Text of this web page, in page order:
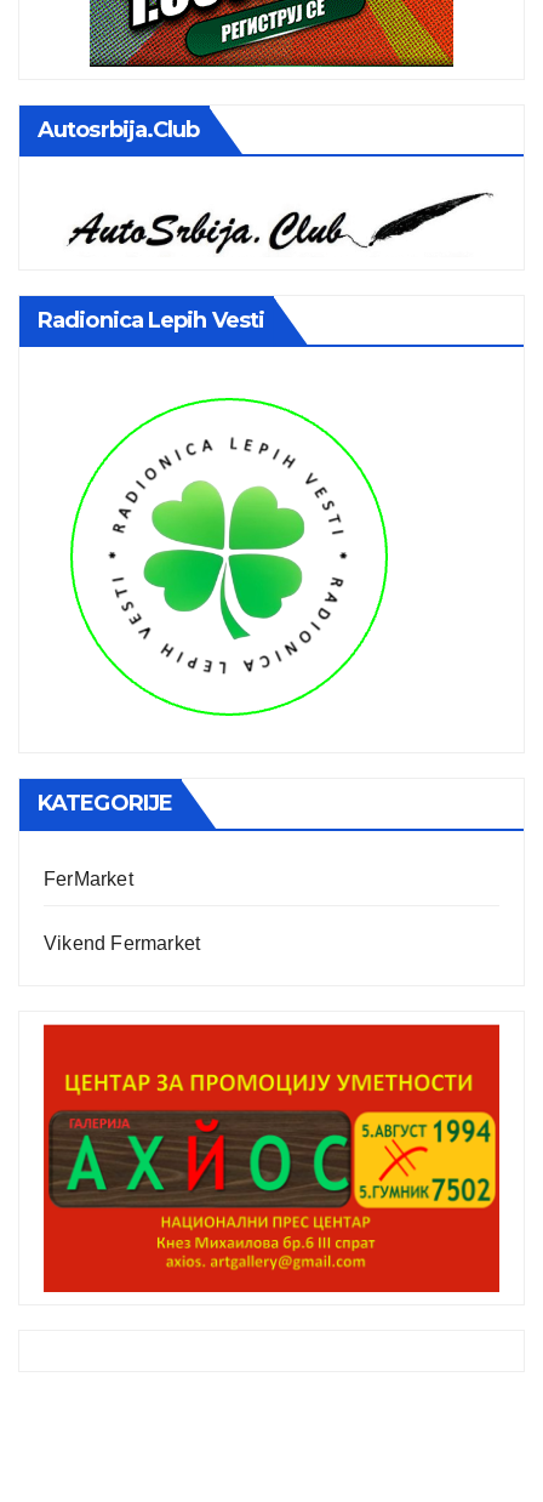
Autosrbija.club
Radionica Lepih Vesti
KATEGORIJE
FerMarket
Vikend Fermarket